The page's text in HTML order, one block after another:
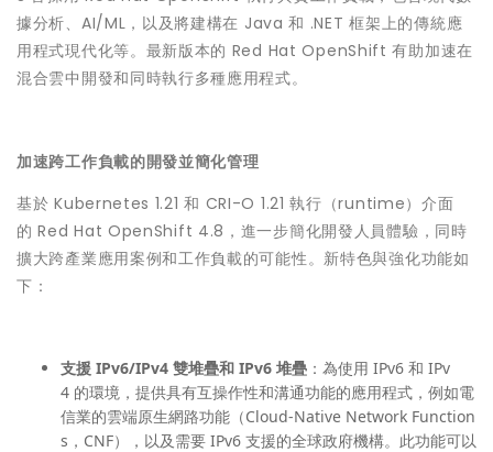
據分析、AI/ML，以及將建構在 Java 和 .NET 框架上的傳統應
用程式現代化等。最新版本的 Red Hat OpenShift 有助加速在
混合雲中開發和同時執行多種應用程式。
加速跨工作負載的開發並簡化管理
基於 Kubernetes 1.21 和 CRI-O 1.21 執行（runtime）介面
的 Red Hat OpenShift 4.8，進一步簡化開發人員體驗，同時
擴大跨產業應用案例和工作負載的可能性。新特色與強化功能如
下：
支援 IPv6/IPv4 雙堆疊和 IPv6 堆疊 ：為使用 IPv6 和 IPv
4 的環境，提供具有互操作性和溝通功能的應用程式，例如電
信業的雲端原生網路功能（Cloud-Native Network Function
s，CNF），以及需要 IPv6 支援的全球政府機構。此功能可以